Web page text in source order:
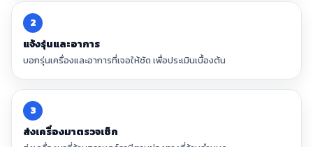
2
แจ้งรุ่นและอาการ
บอกรุ่นเครื่องและอาการที่เจอให้ชัด เพื่อประเมินเบื้องต้น
3
ส่งเครื่องมาตรวจเช็ก